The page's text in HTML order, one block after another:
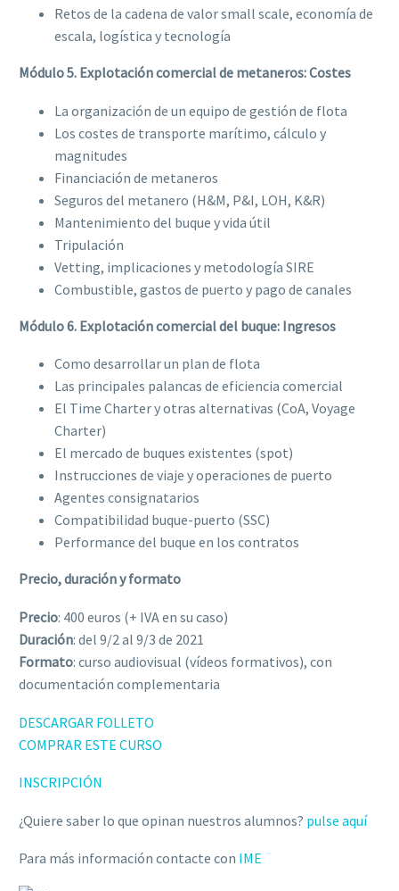
Retos de la cadena de valor small scale, economía de
escala, logística y tecnología
Módulo 5. Explotación comercial de metaneros: Costes
La organización de un equipo de gestión de flota
Los costes de transporte marítimo, cálculo y
magnitudes
Financiación de metaneros
Seguros del metanero (H&M, P&I, LOH, K&R)
Mantenimiento del buque y vida útil
Tripulación
Vetting, implicaciones y metodología SIRE
Combustible, gastos de puerto y pago de canales
Módulo 6. Explotación comercial del buque: Ingresos
Como desarrollar un plan de flota
Las principales palancas de eficiencia comercial
El Time Charter y otras alternativas (CoA, Voyage
Charter)
El mercado de buques existentes (spot)
Instrucciones de viaje y operaciones de puerto
Agentes consignatarios
Compatibilidad buque-puerto (SSC)
Performance del buque en los contratos
Precio, duración y formato
Precio: 400 euros (+ IVA en su caso)
Duración: del 9/2 al 9/3 de 2021
Formato: curso audiovisual (vídeos formativos), con
documentación complementaria
DESCARGAR FOLLETO
COMPRAR ESTE CURSO
INSCRIPCIÓN
¿Quiere saber lo que opinan nuestros alumnos? pulse aquí
Para más información contacte con IME